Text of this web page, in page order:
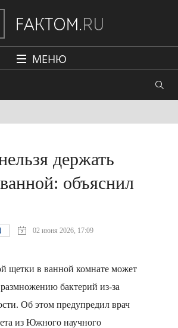
МЕНЮ
Происшествия
держать
объяснил
02 июня 2026, 17:09
щетки в ванной комнате может
размножению бактерий из-за
Об этом предупредил врач
из Южного научного